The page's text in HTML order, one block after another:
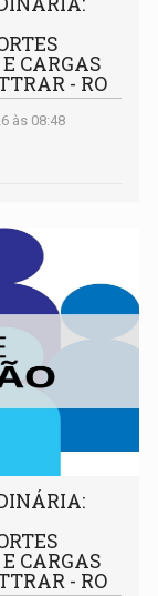
CARGAS
- RO
às 08:48
CARGAS
- RO